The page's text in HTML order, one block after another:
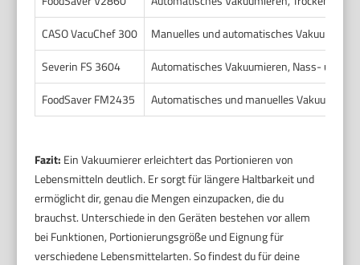
CASO VacuChef 300
Manuelles und automatisches
Severin FS 3604
Automatisches Vakuumieren, Nass- und
FoodSaver FM2435
Automatisches und manuelles
Fazit: Ein Vakuumierer erleichtert das Portionieren von
Lebensmitteln deutlich. Er sorgt für längere Haltbarkeit und
ermöglicht dir, genau die Mengen einzupacken, die du
brauchst. Unterschiede in den Geräten bestehen vor allem
bei Funktionen, Portionierungsgröße und Eignung für
verschiedene Lebensmittelarten. So findest du für deine